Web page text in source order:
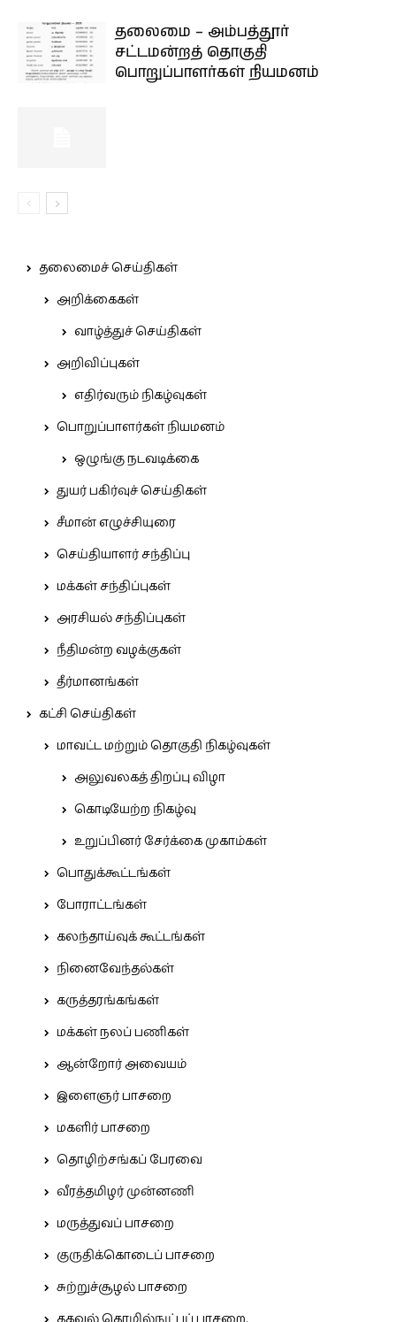
தலைமை – அம்பத்தூர்
சட்டமன்றத் தொகுதி
பொறுப்பாளர்கள் நியமனம்
தலைமைச் செய்திகள்
அறிக்கைகள்
வாழ்த்துச் செய்திகள்
அறிவிப்புகள்
எதிர்வரும் நிகழ்வுகள்
பொறுப்பாளர்கள் நியமனம்
ஒழுங்கு நடவடிக்கை
துயர் பகிர்வுச் செய்திகள்
சீமான் எழுச்சியுரை
செய்தியாளர் சந்திப்பு
மக்கள் சந்திப்புகள்
அரசியல் சந்திப்புகள்
நீதிமன்ற வழக்குகள்
தீர்மானங்கள்
கட்சி செய்திகள்
மாவட்ட மற்றும் தொகுதி நிகழ்வுகள்
அலுவலகத் திறப்பு விழா
கொடியேற்ற நிகழ்வு
உறுப்பினர் சேர்க்கை முகாம்கள்
பொதுக்கூட்டங்கள்
போராட்டங்கள்
கலந்தாய்வுக் கூட்டங்கள்
நினைவேந்தல்கள்
கருத்தரங்கங்கள்
மக்கள் நலப் பணிகள்
ஆன்றோர் அவையம்
இளைஞர் பாசறை
மகளிர் பாசறை
தொழிற்சங்கப் பேரவை
வீரத்தமிழர் முன்னணி
மருத்துவப் பாசறை
குருதிக்கொடைப் பாசறை
சுற்றுச்சூழல் பாசறை